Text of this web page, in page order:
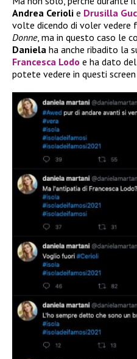
Andrea Cerioli e Drusilla
volte dicendo di voler vedere
Donne, ma in questo caso le
Daniela ha anche ribadito la
Francesca Lodo e ha dato
potete vedere in questi